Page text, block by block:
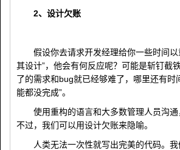
2、设计欠账
假设你去请求开发经理给你一些时间
其设计”，他会有何反应呢？可能是斩钉截
了的需求和bug就已经够难了，哪里还有时
能都没完成”。
使用重构的语言和大多数管理人员沟通
不过，我们可以用设计欠账来隐喻。
人类无法一次性就写出完美的代码。